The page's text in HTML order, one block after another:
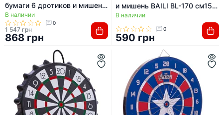
бумаги 6 дротиков и мишень
JOEREX MARVEL SPIDERMAN
JMBB19028-S 43см
В наличии
0
1 547 грн
868 грн
и мишень BAILI BL-170 см15
34.5 см
В наличии
0
590 грн